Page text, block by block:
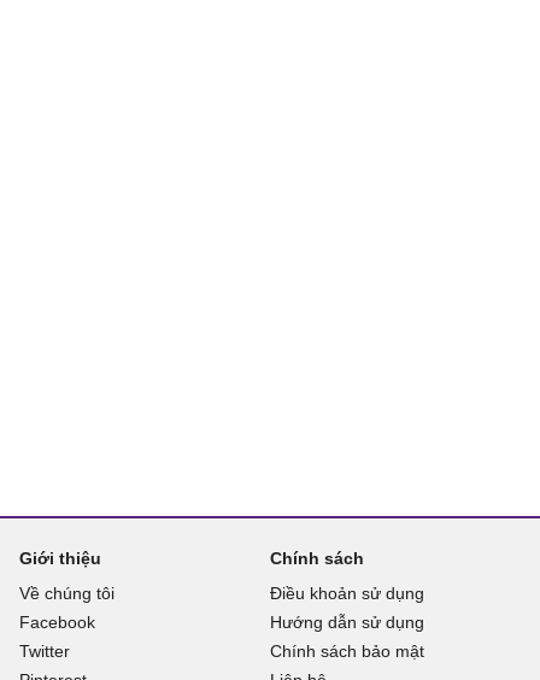
Giới thiệu
Về chúng tôi
Facebook
Twitter
Chính sách
Điều khoản sử dụng
Hướng dẫn sử dụng
Chính sách bảo mật